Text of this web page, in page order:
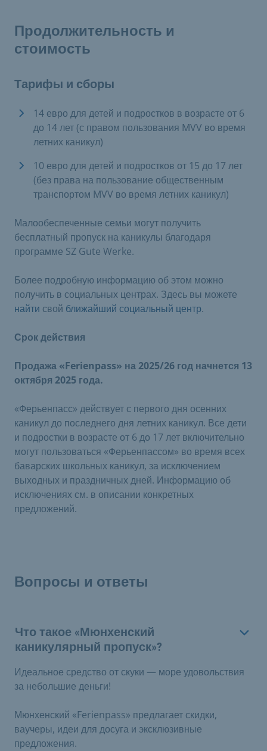
Продолжительность и
стоимость
Тарифы и сборы
14 евро для детей и подростков в возрасте от 6
до 14 лет (с правом пользования MVV во время
летних каникул)
10 евро для детей и подростков от 15 до 17 лет
(без права на пользование общественным
транспортом MVV во время летних каникул)
Малообеспеченные семьи могут получить
бесплатный пропуск на каникулы благодаря
программе SZ Gute Werke.
Более подробную информацию об этом можно
получить в социальных центрах. Здесь вы можете
найти свой ближайший социальный центр.
Срок действия
Продажа «Ferienpass» на 2025/26 год начнется 13
октября 2025 года.
«Ферьенпасс» действует с первого дня осенних
каникул до последнего дня летних каникул. Все дети
и подростки в возрасте от 6 до 17 лет включительно
могут пользоваться «Ферьенпассом» во время всех
баварских школьных каникул, за исключением
выходных и праздничных дней. Информацию об
исключениях см. в описании конкретных
предложений.
Вопросы и ответы
Что такое «Мюнхенский
каникулярный пропуск»?
Идеальное средство от скуки — море удовольствия
за небольшие деньги!
Мюнхенский «Ferienpass» предлагает скидки,
ваучеры, идеи для досуга и эксклюзивные
предложения.